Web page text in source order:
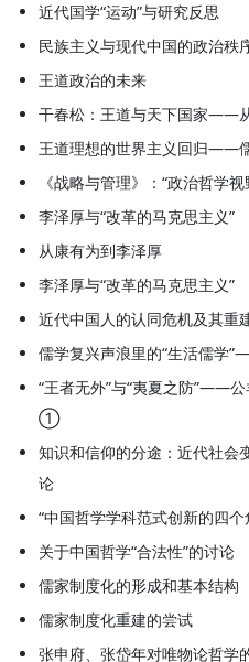
近代国学“运动”与研究反思
民族主义与现代中国的政治秩
王道政治的未来
干春松：王道与天下国家——
王道理想的世界主义回归——
《战略与管理》：“政治哲学
李泽厚与“改革的马克思主义”
从康有为到李泽厚
李泽厚与“改革的马克思主义”
近代中国人的认同危机及其
儒学复兴声浪里的“生活儒学
“王者无外”与“夷夏之防”——
①
知识和信仰的分途：近代社会
论
“中国哲学学科范式创新的四个
关于中国哲学“合法性”的讨论
儒家制度化的形成和基本结构
儒家制度化重建的尝试
张申府、张岱年对唯物论哲学